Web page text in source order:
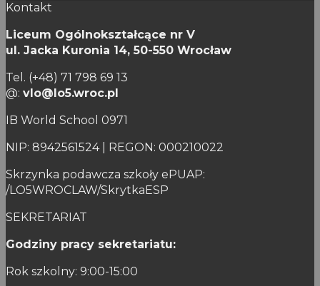
Kontakt
Liceum Ogólnokształcące nr V
ul. Jacka Kuronia 14, 50-550 Wrocław
Tel. (+48) 71 798 69 13
@: vlo@lo5.wroc.pl
IB World School 0971
NIP: 8942561524 | REGON: 000210022
Skrzynka podawcza szkoły ePUAP:
/LO5WROCLAW/SkrytkaESP
SEKRETARIAT
Godziny pracy sekretariatu:
Rok szkolny: 9:00-15:00